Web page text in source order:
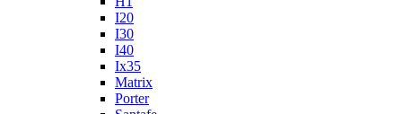
I20
I30
I40
Ix35
Matrix
Porter